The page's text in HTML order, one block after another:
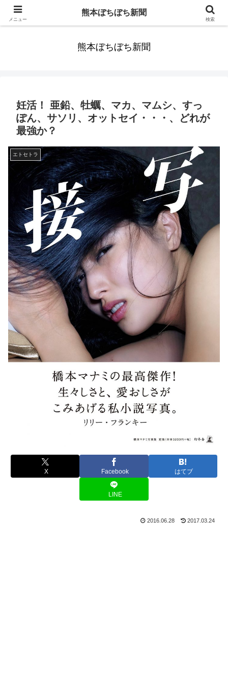
みんなまだ気づかずすごしていたんだわ。ずっといっしょに歩いてゆけるっ
熊本ぼちぼち新聞
妊活！ 亜鉛、牡蠣、マカ、マムシ、すっ
ぽん、サソリ、オットセイ・・・、どれが
最強か？
エトセトラ
X Facebook はてブ
LINE
2016.06.28 2017.03.24
メニュー
熊本ぼちぼち新聞
検索